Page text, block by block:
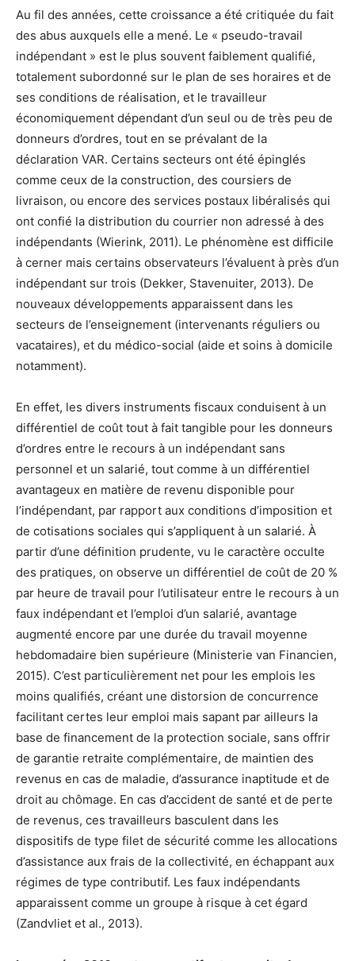
Au fil des années, cette croissance a été critiquée du fait
des abus auxquels elle a mené. Le « pseudo-travail
indépendant » est le plus souvent faiblement qualifié,
totalement subordonné sur le plan de ses horaires et de
ses conditions de réalisation, et le travailleur
économiquement dépendant d’un seul ou de très peu de
donneurs d’ordres, tout en se prévalant de la
déclaration VAR. Certains secteurs ont été épinglés
comme ceux de la construction, des coursiers de
livraison, ou encore des services postaux libéralisés qui
ont confié la distribution du courrier non adressé à des
indépendants (Wierink, 2011). Le phénomène est difficile
à cerner mais certains observateurs l’évaluent à près d’un
indépendant sur trois (Dekker, Stavenuiter, 2013). De
nouveaux développements apparaissent dans les
secteurs de l’enseignement (intervenants réguliers ou
vacataires), et du médico-social (aide et soins à domicile
notamment).
En effet, les divers instruments fiscaux conduisent à un
différentiel de coût tout à fait tangible pour les donneurs
d’ordres entre le recours à un indépendant sans
personnel et un salarié, tout comme à un différentiel
avantageux en matière de revenu disponible pour
l’indépendant, par rapport aux conditions d’imposition et
de cotisations sociales qui s’appliquent à un salarié. À
partir d’une définition prudente, vu le caractère occulte
des pratiques, on observe un différentiel de coût de 20 %
par heure de travail pour l’utilisateur entre le recours à un
faux indépendant et l’emploi d’un salarié, avantage
augmenté encore par une durée du travail moyenne
hebdomadaire bien supérieure (Ministerie van Financien,
2015). C’est particulièrement net pour les emplois les
moins qualifiés, créant une distorsion de concurrence
facilitant certes leur emploi mais sapant par ailleurs la
base de financement de la protection sociale, sans offrir
de garantie retraite complémentaire, de maintien des
revenus en cas de maladie, d’assurance inaptitude et de
droit au chômage. En cas d’accident de santé et de perte
de revenus, ces travailleurs basculent dans les
dispositifs de type filet de sécurité comme les allocations
d’assistance aux frais de la collectivité, en échappant aux
régimes de type contributif. Les faux indépendants
apparaissent comme un groupe à risque à cet égard
(Zandvliet et al., 2013).